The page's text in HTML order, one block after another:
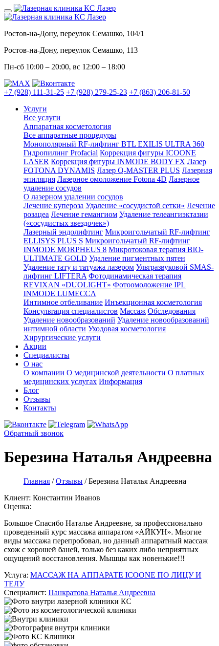
Ростов-на-Дону, переулок Семашко, 104/1
Ростов-на-Дону, переулок Семашко, 113
Пн-сб 10:00 – 20:00, вс 12:00 – 18:00
+7 (928) 111-31-25 +7 (928) 279-25-23 +7 (863) 206-81-50
Услуги
Все услуги
Аппаратная косметология
Все аппаратные процедуры
Монополярный RF-лифтинг BTL EXILIS ULTRA 360
Гидропилинг Profacial Коррекция фигуры ICOONE
LASER Коррекция фигуры INMODE BODY FX Лазер
FOTONA DYNAMIS Лазер Q-MASTER PLUS Лазерная
эпиляция Лазерное омоложение Fotona 4D Лазерное
удаление сосудов
О лазерном удалении сосудов
Лечение купероза Удаление «сосудистой сетки» Лечение
розацеа Лечение гемангиом Удаление телеангиэктазии
(«сосудистых звездочек»)
Лазерный эндолифтинг Микроигольчатый RF-лифтинг
ELLISYS PLUS S Микроигольчатый RF-лифтинг
INMODE MORPHEUS 8 Микротоковая терапия BIO-
ULTIMATE GOLD Удаление пигментных пятен
Удаление тату и татуажа лазером Ультразвуковой SMAS-
лифтинг LIFTERA Фотодинамическая терапия
REVIXAN «DUOLIGHT» Фотоомоложение IPL
INMODE LUMECCA
Интимное отбеливание Инъекционная косметология
Консультация специалистов Массаж Обследования
Удаление новообразований Удаление новообразований
интимной области Уходовая косметология
Хирургические услуги
Акции
Специалисты
О нас
О компании О медицинской деятельности О платных
медицинских услугах Информация
Блог
Отзывы
Контакты
Обратный звонок
Березина Наталья Андреевна
Главная /Отзывы /Березина Наталья Андреевна
Клиент: Константин Иванов
Оценка:
Большое Спасибо Наталье Андреевне, за профессионально
проведенный курс массажа аппаратом «АЙКУН». Многие
виды массажа перепробовал, но данный аппаратный массаж
схож с хорошей баней, только без каких либо неприятных
ощущений восстановления. Мышцы как новенькие!!!
Услуга: МАССАЖ НА АППАРАТЕ ICOONE ПО ЛИЦУ И
ТЕЛУ
Специалист: Панкратова Наталья Андреевна